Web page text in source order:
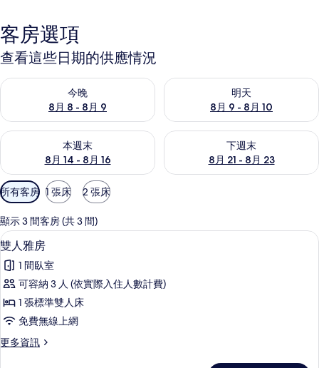
客房選項
查看這些日期的供應情況
今晚
8月 8 - 8月 9
查看今晚 (8月 8 - 8月 9) 的供應情況
明天
8月 9 - 8月 10
查看明天 (8月 9 - 8月 10) 的供
本週末
8月 14 - 8月 16
查看本週末 (8月 14 - 8月 16) 的供應情況
下週末
8月 21 - 8月 23
查看下週末 (8月 21 - 8月 23)
可
用
的
客
房
篩
選
條
所有客房 1 張床 2 張床
顯示 3 間客房 (共 3 間)
顯
示
雙
人
雅
的
雙人雅房 | 書桌、遮光布/窗簾、隔音
4
雙人雅房
1 間臥室
可容納 3 人 (依實際入住人數計費)
1 張標準雙人床
免費無線上網
更多資訊
更